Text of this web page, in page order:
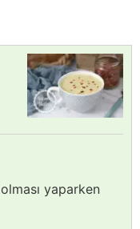
yaparken